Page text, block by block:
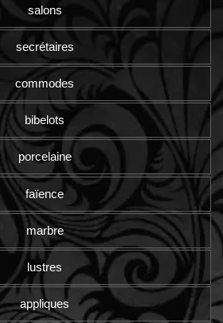
salons
secrétaires
commodes
bibelots
porcelaine
faïence
marbre
lustres
appliques